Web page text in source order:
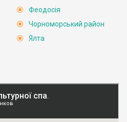
Феодосія
Чорноморський район
Ялта